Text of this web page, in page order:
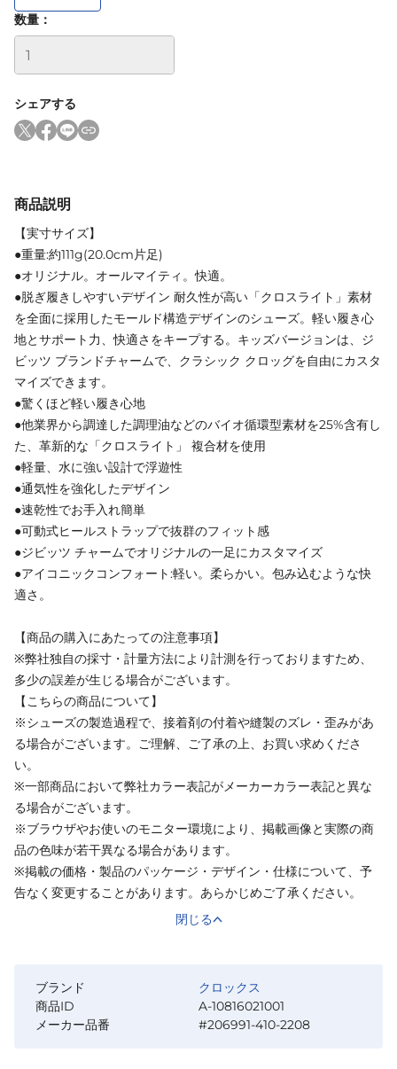
数量：
シェアする
商品説明
【実寸サイズ】
●重量:約111g(20.0cm片足)
●オリジナル。オールマイティ。快適。
●脱ぎ履きしやすいデザイン 耐久性が高い「クロスライト」素材
を全面に採用したモールド構造デザインのシューズ。軽い履き心
地とサポート力、快適さをキープする。キッズバージョンは、ジ
ビッツ ブランドチャームで、クラシック クロッグを自由にカスタ
マイズできます。
●驚くほど軽い履き心地
●他業界から調達した調理油などのバイオ循環型素材を25%含有し
た、革新的な「クロスライト」 複合材を使用
●軽量、水に強い設計で浮遊性
●通気性を強化したデザイン
●速乾性でお手入れ簡単
●可動式ヒールストラップで抜群のフィット感
●ジビッツ チャームでオリジナルの一足にカスタマイズ
●アイコニックコンフォート:軽い。柔らかい。包み込むような快
適さ。
【商品の購入にあたっての注意事項】
※弊社独自の採寸・計量方法により計測を行っておりますため、
多少の誤差が生じる場合がございます。
【こちらの商品について】
※シューズの製造過程で、接着剤の付着や縫製のズレ・歪みがあ
る場合がございます。ご理解、ご了承の上、お買い求めくださ
い。
※一部商品において弊社カラー表記がメーカーカラー表記と異な
る場合がございます。
※ブラウザやお使いのモニター環境により、掲載画像と実際の商
品の色味が若干異なる場合があります。
※掲載の価格・製品のパッケージ・デザイン・仕様について、予
告なく変更することがあります。あらかじめご了承ください。
閉じる
ブランド
クロックス
商品ID
A-10816021001
メーカー品番
#206991-410-2208